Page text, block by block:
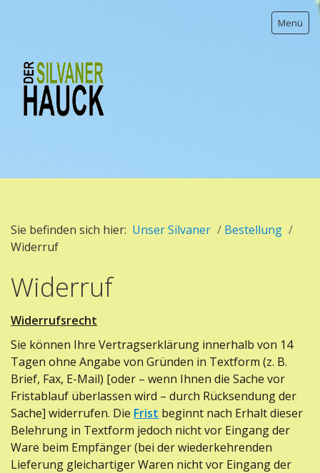
Menü
Unser Silvaner
Schädelspalter
Weinproben
Veranstaltungen
Qualitätsauszeichnungen
Referenzen
Bestellung
Sie befinden sich hier: Unser Silvaner / Bestellung /
Widerruf
Widerruf
Widerrufsrecht
Sie können Ihre Vertragserklärung innerhalb von 14
Tagen ohne Angabe von Gründen in Textform (z. B.
Brief, Fax, E-Mail) [oder – wenn Ihnen die Sache vor
Fristablauf überlassen wird – durch Rücksendung der
Sache] widerrufen. Die Frist beginnt nach Erhalt dieser
Belehrung in Textform jedoch nicht vor Eingang der
Ware beim Empfänger (bei der wiederkehrenden
Lieferung gleichartiger Waren nicht vor Eingang der